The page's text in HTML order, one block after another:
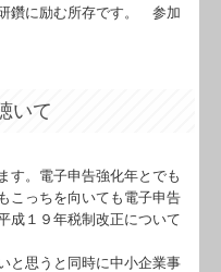
鑽に励む所存です。 参加
いて
す。電子申告強化年とでも
こっちを向いても電子申告
成１９年税制改正について
と思うと同時に中小企業事